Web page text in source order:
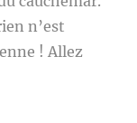
n’est
! Allez